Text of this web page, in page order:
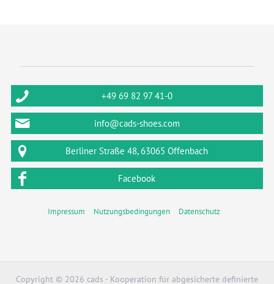
+49 69 82 97 41-0
info@cads-shoes.com
Berliner Straße 48, 63065 Offenbach
Facebook
Impressum Nutzungsbedingungen Datenschutz
Copyright © 2026 cads - Kooperation für abgesicherte definierte